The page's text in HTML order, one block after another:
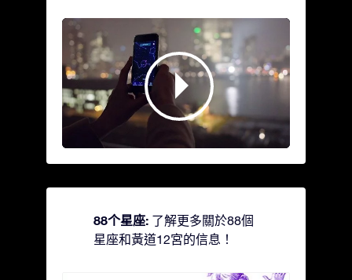
88个星座: 了解更多關於88個
星座和黃道12宮的信息！